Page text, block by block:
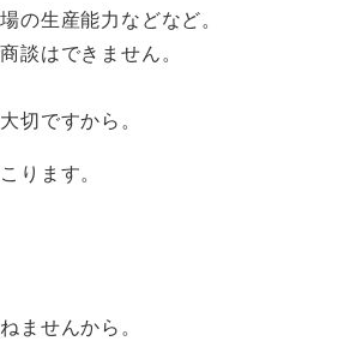
の生産能力などなど。
談はできません。
切ですから。
ります。
ませんから。